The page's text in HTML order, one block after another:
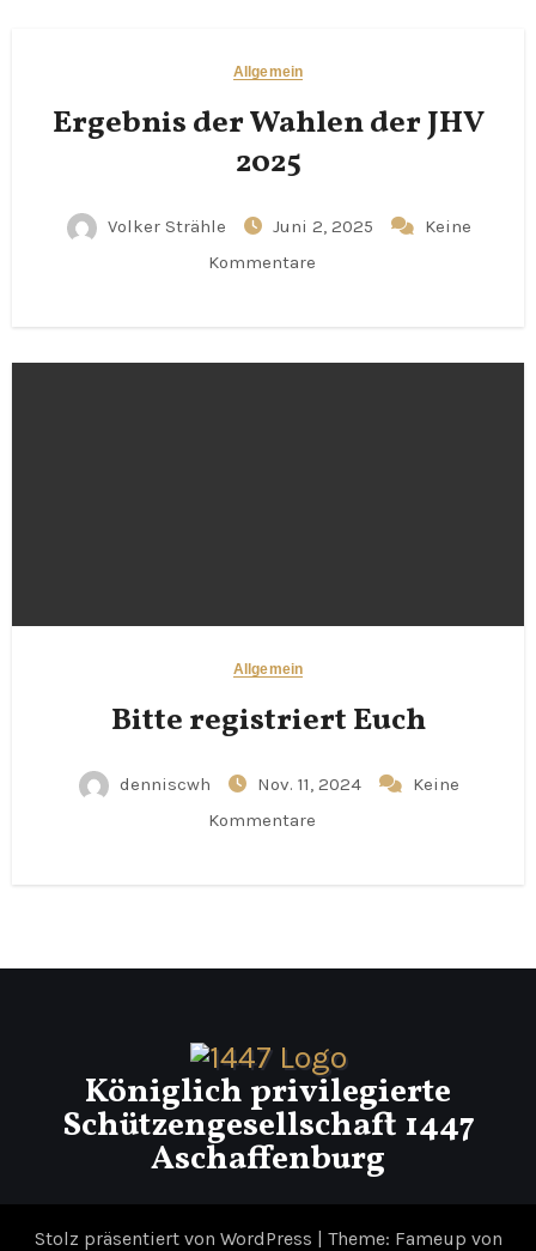
Allgemein
Ergebnis der Wahlen der JHV
2025
Volker Strähle Juni 2, 2025
Keine
Kommentare
Allgemein
Bitte registriert Euch
denniscwh Nov. 11, 2024
Keine
Kommentare
Königlich privilegierte
Schützengesellschaft 1447
Aschaffenburg
Stolz präsentiert von WordPress | Theme: Fameup von